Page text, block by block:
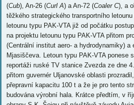
(Cub), An-26 (Curl A) a An-72 (Coaler C), a
těžkého strategického transportního
letounu typu PAK-VTA již od počátku
na projektu letounu typu PAK-VTA přitom
(Centrální institut aero- a hydrodynamiky)
Mjasiščeva. Letoun typu PAK-VTA ponese
reportáži ruské TV stanice Zvezda ze dne
přitom guvernér Uljanovské oblasti
přepravní kapacitu 100 t a že je pro tento
budována výrobní hala. Krátce předtím, v